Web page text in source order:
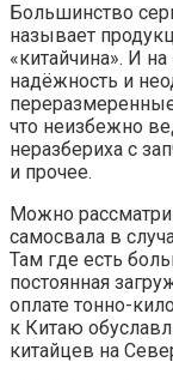
Большинство
называет
«китайчина». И
надёжность и
что неизбежно
неразбериха с
и прочее.
Можно
самосвала в
Там где есть
постоянная
оплате тонно-
к Китаю
китайцев на